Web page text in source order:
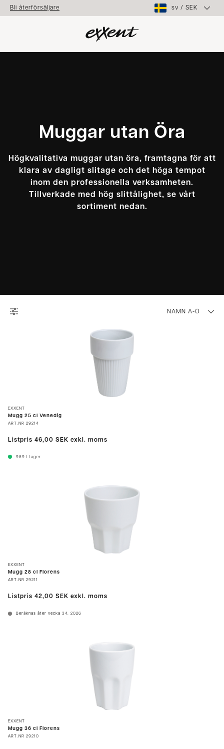
Bli återförsäljare sv / SEK
Muggar utan Öra
Högkvalitativa muggar utan öra, framtagna för att
klara av dagligt slitage och det höga tempot
inom den professionella verksamheten.
Tillverkade med hög slittålighet, se vårt
sortiment nedan.
NAMN A-Ö
EXXENT
Mugg 25 cl Venedig
ART.NR 29214
Listpris 46,00 SEK exkl. moms
989 I lager
EXXENT
Mugg 28 cl Florens
ART.NR 29211
Listpris 42,00 SEK exkl. moms
Beräknas åter vecka 34, 2026
EXXENT
Mugg 36 cl Florens
ART.NR 29210